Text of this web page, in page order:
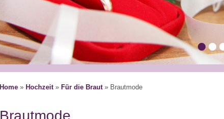
Home » Hochzeit » Für die Braut » Brautmode
Brautmode